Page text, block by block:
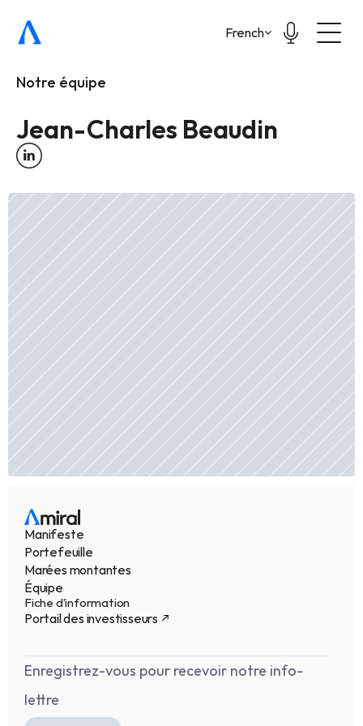
Select Language
French
Notre équipe
Jean-Charles Beaudin
Manifeste
Portefeuille
Marées montantes
Équipe
Fiche d’information
Portail des investisseurs
Enregistrez-vous pour recevoir notre info-
lettre